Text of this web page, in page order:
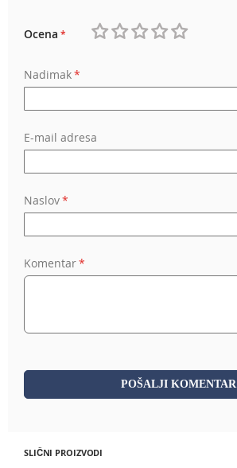
Ocena
Nadimak
E-mail adresa
Naslov
Komentar
POŠALJI KOMENTAR
SLIČNI PROIZVODI